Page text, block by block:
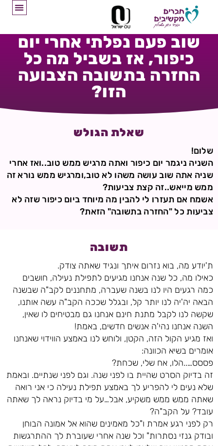
שוב פעם נפלתי אחרי יום
כיפור, אז בשביל מה כל
החזרה בתשובה הצבועה
הזו?
שאלת הגולש
שלום!
השניה ניגמר יום כיפור ואתה מרגיש ממש טוב..ואז אחרי
שניה אתה שוב עושה משהו לא טוב,ומרגיש ממש נורא זה
ממש מייאש..זה קצת צביעות?
אשמח אם תעזרו לי להבין מה מיוחד ביום כיפור שזה לא
צביעות כל "החזרה בתשובה" הזאת?
תשובה
ת'יודע מה, בוא נזרום איתך ונגיד שאתה צודק.
כאילו מה, כל שנה אנחנו מגיעים לתפילת נעילה, חושבים
כמה רגעים היו לנו בשנה שעברה, מתחננים לקב"ה שבשנה
הבאה יה'יה לנו יותר קל, ובגלל שככה הקב"ה עשה אותנו,
שקשה לנו לקבל מתנת חינם אנחנו גם מבטיחים לו שאין,
השנה אנחנו נהי'ה אנשים חדשים, באמת!
ואז מגיע הקול הזה, הקטן, ולוחש לנו באמצע הווידוי שאנחנו
אומרים בשיא הכוונה:
פססס…..הלו, אח שלי, שכחת?
זה בדיוק הסרט שהיית בו לפני שנה. וגם לפני שנתיים. ובאמת
שלא נעים לי להפריע לך באמצע תפילת נעילה כי אני רואה
שאתה ממש ממש משקיע, אבל…על מי בדיוק נראה לך שאתה
עובד? על הקב"ה?
רק לפני רגע אמרת ו"כל מאמינים שהוא אל אמונה הבוחן
ובודק גנזי נסתרות" וכל שנה אחרי שעוברת לך ההתרגשות